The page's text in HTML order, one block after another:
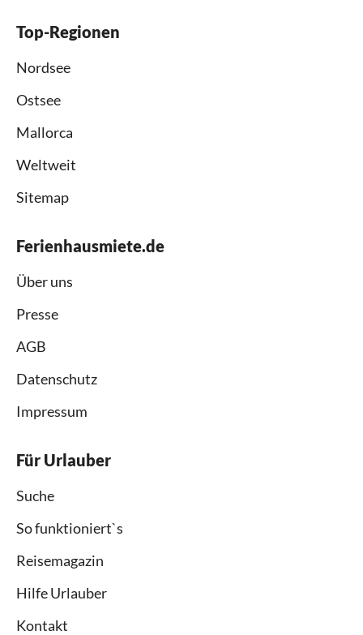
Top-Regionen
Nordsee
Ostsee
Mallorca
Weltweit
Sitemap
Ferienhausmiete.de
Über uns
Presse
AGB
Datenschutz
Impressum
Für Urlauber
Suche
So funktioniert`s
Reisemagazin
Hilfe Urlauber
Kontakt